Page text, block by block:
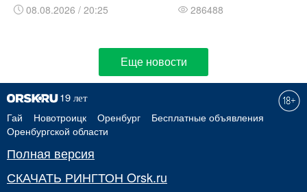
08.08.2026 / 20:25 286488
Еще новости
Гай Новотроицк Оренбург
Бесплатные объявления
Оренбургской области
Полная версия
СКАЧАТЬ РИНГТОН Orsk.ru